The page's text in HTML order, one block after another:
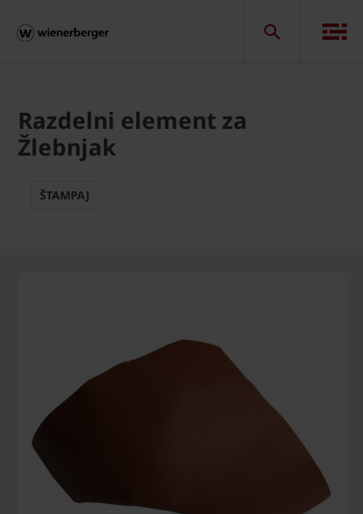
Razdelni element za
Žlebnjak
ŠTAMPAJ